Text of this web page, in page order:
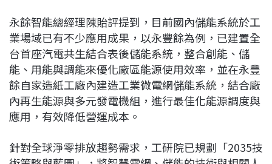
永餘智能總經理陳貽評提到，目前國內儲能系統於工
業場域已有不少應用成果，以永豐餘為例，已建置全
台首座汽電共生結合表後儲能系統，整合創能、儲
能、用能與調能來優化廠區能源使用效率，並在永豐
餘自家造紙工廠內建造工業微電網儲能系統，結合廠
內再生能源與多元發電機組，進行最佳化能源調度與
應用，有效降低營運成本。
針對全球淨零排放趨勢需求，工研院已規劃「2035技